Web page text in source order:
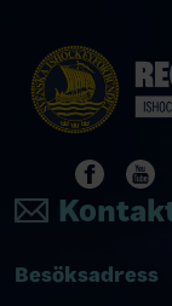
Besöksadress